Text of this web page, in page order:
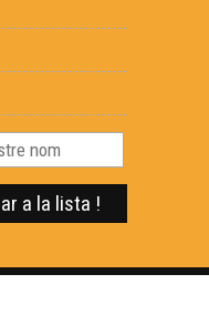
li-bufa
dins las annadas 50